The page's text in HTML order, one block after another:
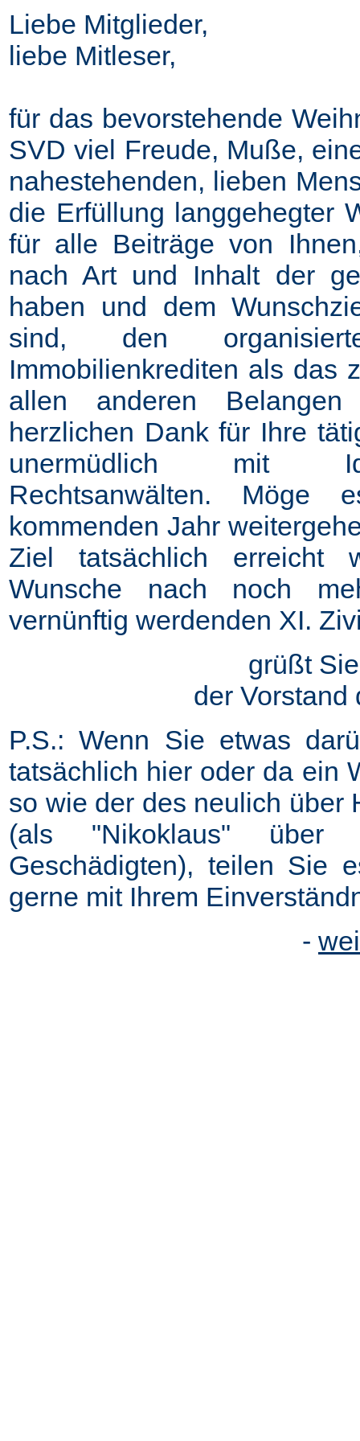
Liebe Mitglieder,
liebe Mitleser,
für das bevorstehende
SVD viel Freude, Muße,
nahestehenden, lieben
die Erfüllung langgehegter
für alle Beiträge von
nach Art und Inhalt der
haben und dem
sind, den
Immobilienkrediten als das
allen anderen Belangen
herzlichen Dank für Ihre
unermüdlich mit
Rechtsanwälten.
kommenden Jahr
Ziel tatsächlich erreicht
Wunsche nach noch
vernünftig werdenden XI.
grüßt
der Vorstand
P.S.: Wenn Sie etwas
tatsächlich hier oder da ein
so wie der des neulich über
(als "Nikoklaus" über
Geschädigten), teilen Sie
gerne mit Ihrem
-